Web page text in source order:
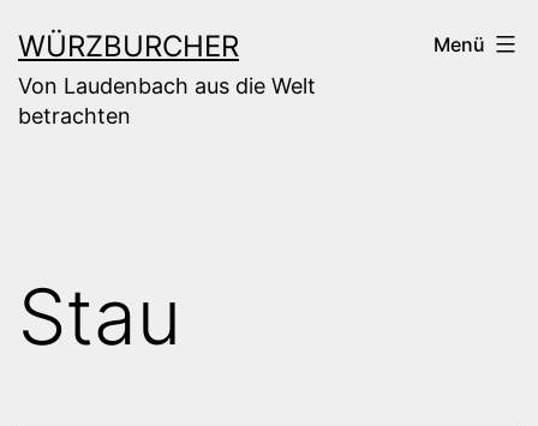
Inhalt
springen
WÜRZBURCHER
Von Laudenbach aus die Welt
betrachten
Menü
Stau